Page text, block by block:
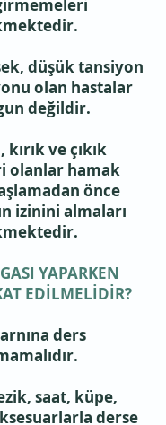
düşük tansiyon
olan hastalar
değildir.
kırık ve çıkık
olanlar hamak
önce
izinini almaları
YAPARKEN
EDİLMELİDİR?
ders
saat, küpe,
derse